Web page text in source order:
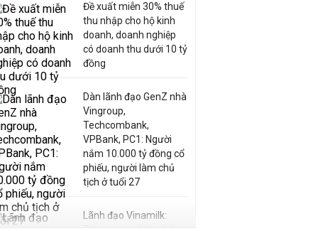
Đề xuất miễn 30% thuế
thu nhập cho hộ kinh
doanh, doanh nghiệp
có doanh thu dưới 10 tỷ
đồng
Dàn lãnh đạo GenZ nhà
Vingroup,
Techcombank,
VPBank, PC1: Người
nắm 10.000 tỷ đồng cổ
phiếu, người làm chủ
tịch ở tuổi 27
Lãnh đạo Vinamilk: